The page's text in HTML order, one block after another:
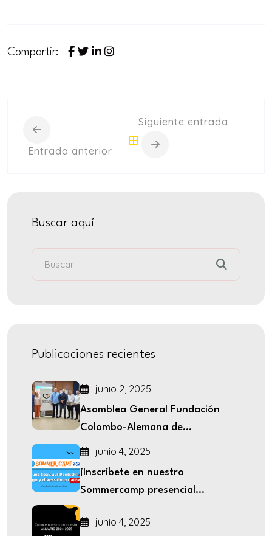
Compartir:
Entrada anterior
Siguiente entrada
Buscar aquí
Publicaciones recientes
junio 2, 2025
Asamblea General Fundación
Colombo-Alemana de...
junio 4, 2025
¡Inscríbete en nuestro
Sommercamp presencial...
junio 4, 2025